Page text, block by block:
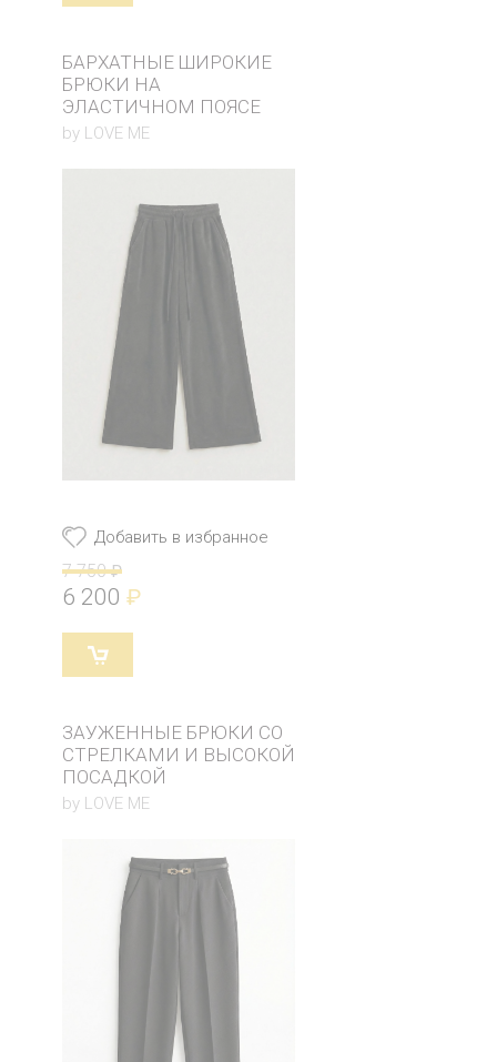
БАРХАТНЫЕ ШИРОКИЕ
БРЮКИ НА
ЭЛАСТИЧНОМ ПОЯСЕ
by LOVE ME
Добавить в избранное
7 750 ₽
6 200 ₽
ЗАУЖЕННЫЕ БРЮКИ СО
СТРЕЛКАМИ И ВЫСОКОЙ
ПОСАДКОЙ
by LOVE ME